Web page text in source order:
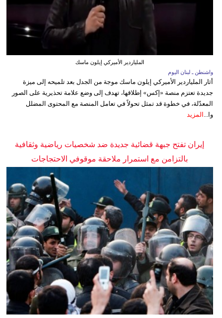
الملياردير الأميركي إيلون ماسك
واشنطن ـ لبنان اليوم
أثار الملياردير الأميركي إيلون ماسك موجة من الجدل بعد تلميحه إلى ميزة
جديدة تعتزم منصة «إكس» إطلاقها، تهدف إلى وضع علامة تحذيرية على الصور
المعدّلة، في خطوة قد تمثل تحولاً في تعامل المنصة مع المحتوى المضلل
وا... المزيد
إيران تفتح جبهة قضائية جديدة ضد شخصيات رياضية وثقافية
بالتزامن مع استمرار ملاحقة موقوفي الاحتجاجات